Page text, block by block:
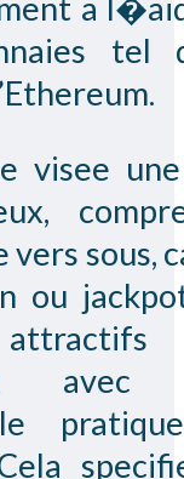
tel
visee
vers sous,
ou
avec